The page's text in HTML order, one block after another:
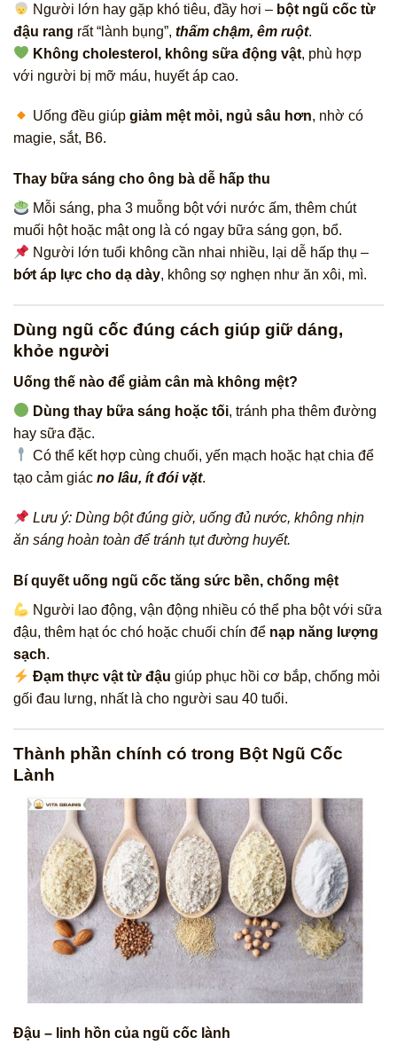
Người lớn hay gặp khó tiêu, đầy hơi – bột ngũ cốc từ
đậu rang rất “lành bụng”, thấm chậm, êm ruột.
Không cholesterol, không sữa động vật, phù hợp
với người bị mỡ máu, huyết áp cao.
Uống đều giúpgiảm mệt mỏi, ngủ sâu hơn, nhờ có
magie, sắt, B6.
Thay bữa sáng cho ông bà dễ hấp thu
Mỗi sáng, pha 3 muỗng bột với nước ấm, thêm chút
muối hột hoặc mật ong là có ngay bữa sáng gọn, bổ.
Người lớn tuổi không cần nhai nhiều, lại dễ hấp thụ –
bớt áp lực cho dạ dày, không sợ nghẹn như ăn xôi, mì.
Dùng ngũ cốc đúng cách giúp giữ dáng,
khỏe người
Uống thế nào để giảm cân mà không mệt?
Dùng thay bữa sáng hoặc tối, tránh pha thêm đường
hay sữa đặc.
Có thể kết hợp cùng chuối, yến mạch hoặc hạt chia để
tạo cảm giác no lâu, ít đói vặt.
Lưu ý: Dùng bột đúng giờ, uống đủ nước, không nhịn
ăn sáng hoàn toàn để tránh tụt đường huyết.
Bí quyết uống ngũ cốc tăng sức bền, chống mệt
Người lao động, vận động nhiều có thể pha bột với sữa
đậu, thêm hạt óc chó hoặc chuối chín để nạp năng lượng
sạch.
Đạm thực vật từ đậu giúp phục hồi cơ bắp, chống mỏi
gối đau lưng, nhất là cho người sau 40 tuổi.
Thành phần chính có trong Bột Ngũ Cốc
Lành
Đậu – linh hồn của ngũ cốc lành